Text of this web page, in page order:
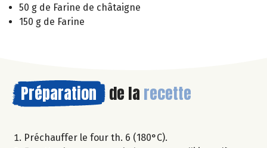
50 g de Farine de châtaigne
150 g de Farine
Préparation de la recette
Préchauffer le four th. 6 (180°C).